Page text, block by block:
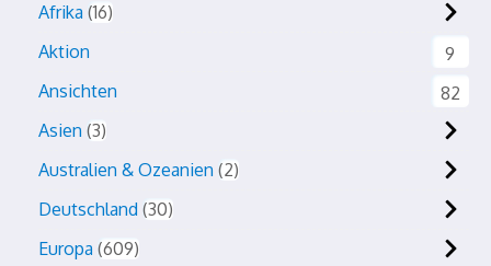
Afrika 16
Aktion
9
Ansichten
82
Asien 3
Australien & Ozeanien 2
Deutschland 30
Europa 609